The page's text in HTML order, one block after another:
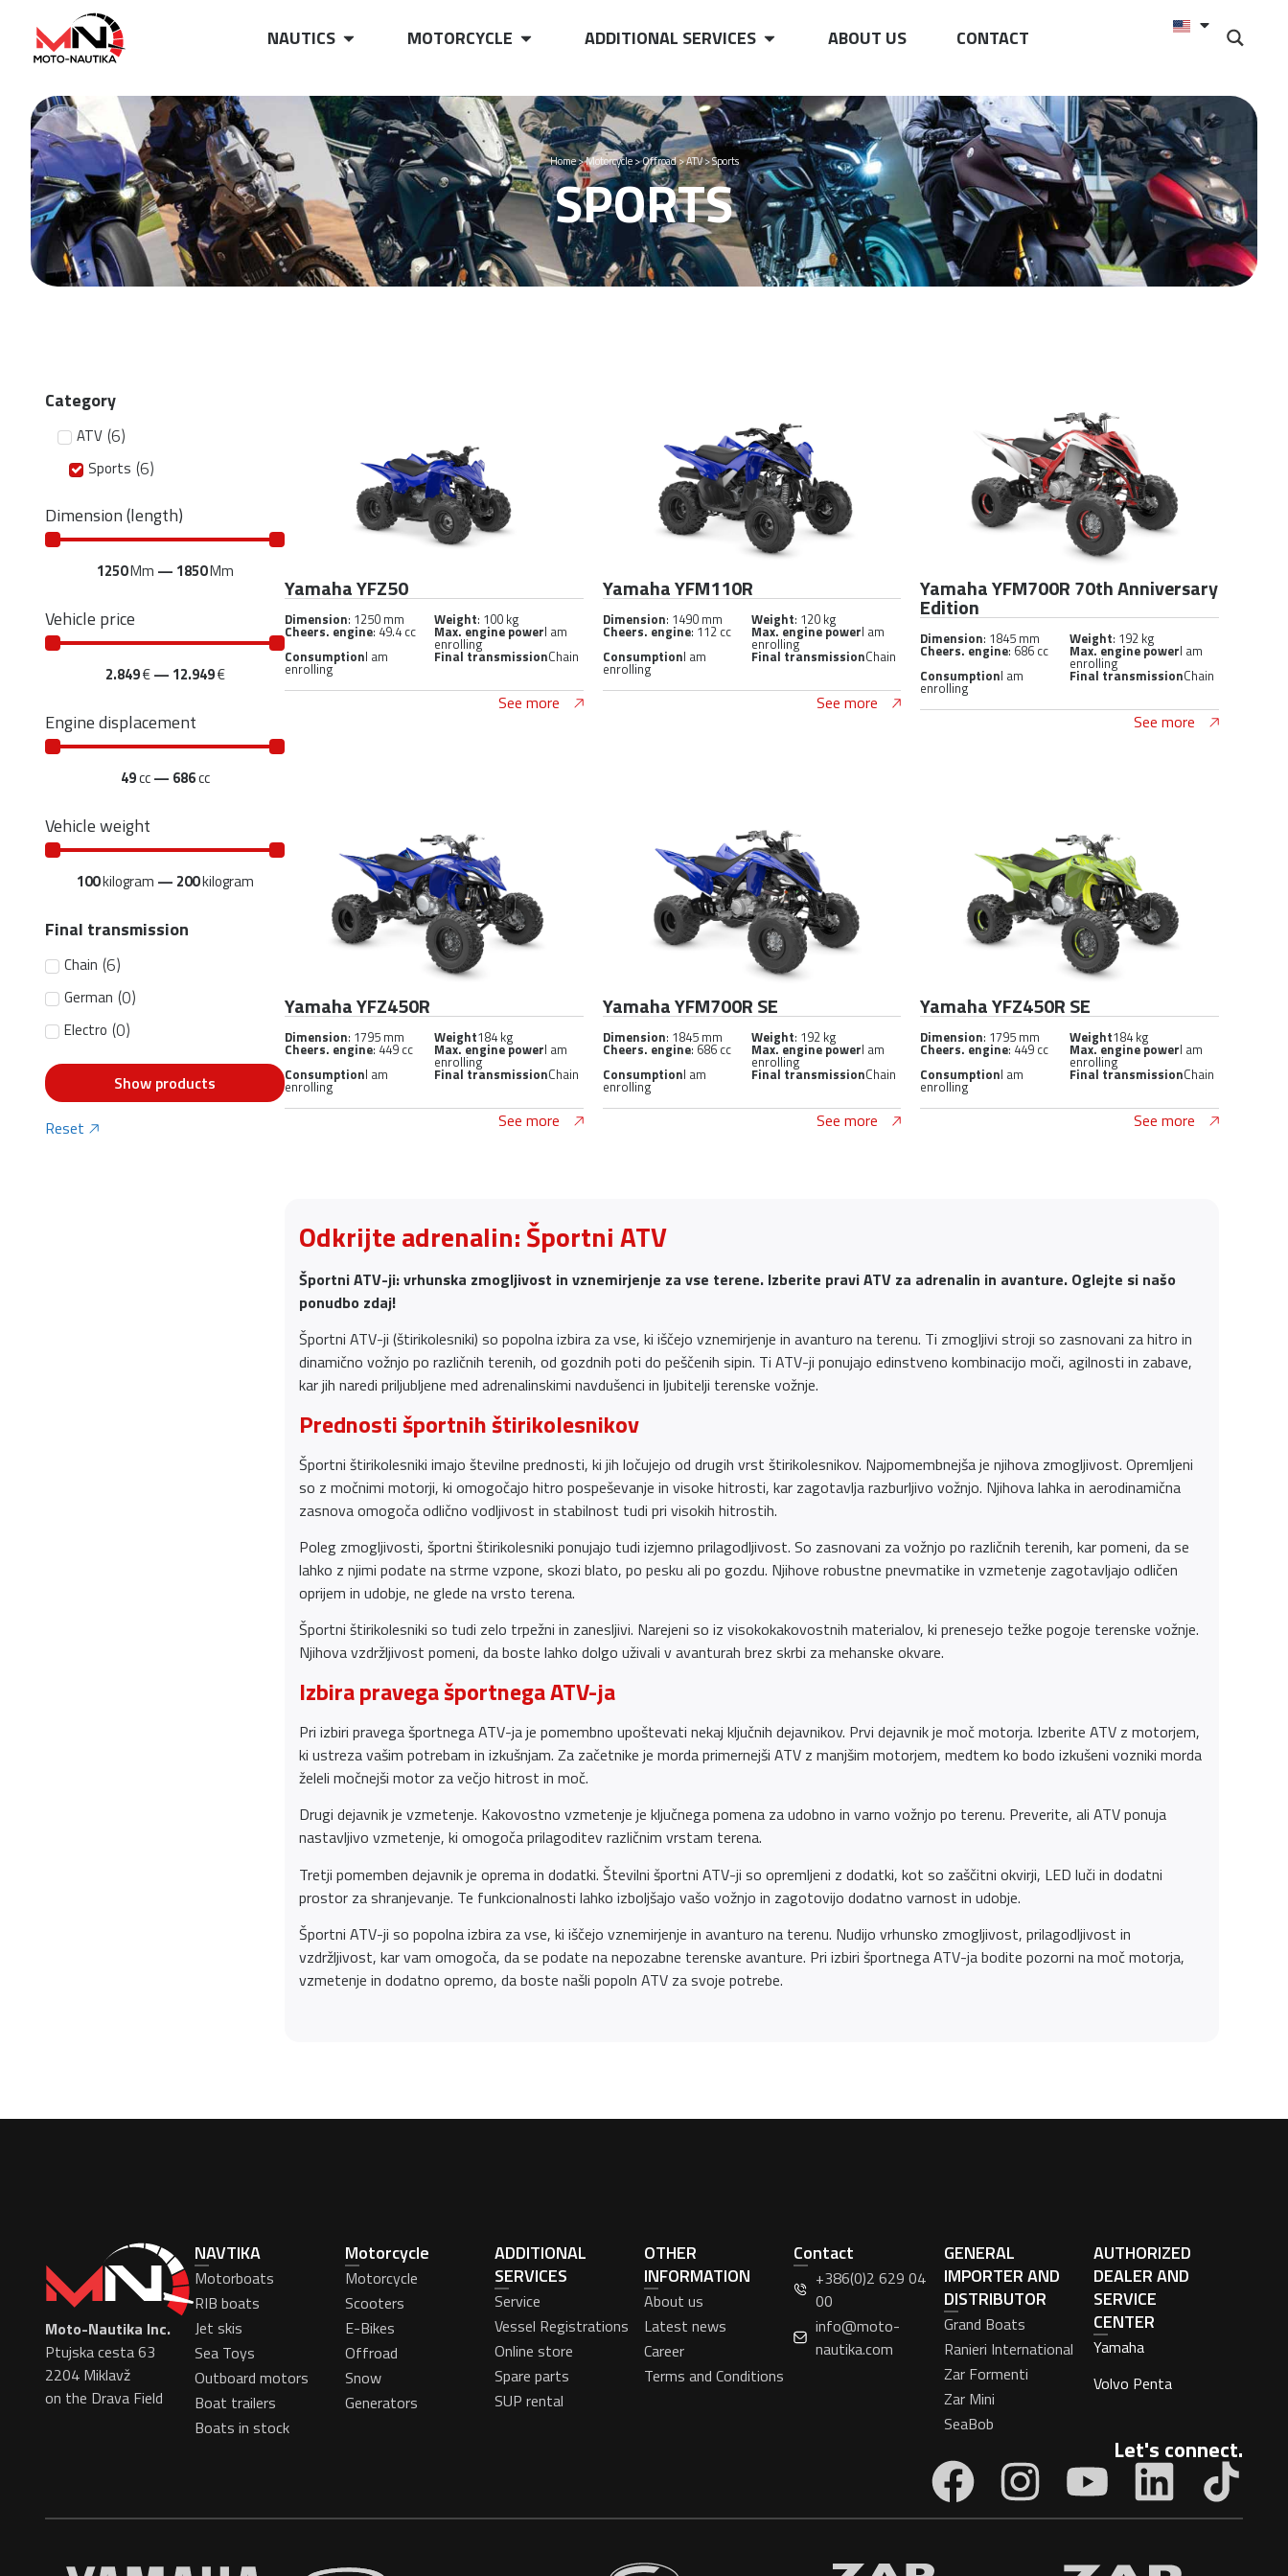
NAUTICS MOTORCYCLE ADDITIONAL SERVICES ABOUT US CONTACT
Home>Motorcycle>Offroad>ATV>Sports
SPORTS
Category
ATV (6)
Sports (6)
Dimension (length)
1250Mm — 1850Mm
Vehicle price
2.849€— 12.949€
Engine displacement
49cc— 686cc
Vehicle weight
100kilogram — 200kilogram
Final transmission
Chain (6)
German (0)
Electro (0)
Show products
Reset
Yamaha YFZ50
Dimension: 1250 mm Weight: 100 kg
Cheers. engine: 49.4 cc Max. engine powerI am
enrolling
ConsumptionI am
enrolling
Final transmissionChain
See more
Yamaha YFM110R
Dimension: 1490 mm Weight: 120 kg
Cheers. engine: 112 cc Max. engine powerI am
enrolling
ConsumptionI am
enrolling
Final transmissionChain
See more
Yamaha YFM700R 70th Anniversary
Edition
Dimension: 1845 mm Weight: 192 kg
Cheers. engine: 686 cc Max. engine powerI am
enrolling
ConsumptionI am
enrolling
Final transmissionChain
See more
Yamaha YFZ450R
Dimension: 1795 mm Weight184 kg
Cheers. engine: 449 cc Max. engine powerI am
enrolling
ConsumptionI am
enrolling
Final transmissionChain
See more
Yamaha YFM700R SE
Dimension: 1845 mm Weight: 192 kg
Cheers. engine: 686 cc Max. engine powerI am
enrolling
ConsumptionI am
enrolling
Final transmissionChain
See more
Yamaha YFZ450R SE
Dimension: 1795 mm Weight184 kg
Cheers. engine: 449 cc Max. engine powerI am
enrolling
ConsumptionI am
enrolling
Final transmissionChain
See more
Odkrijte adrenalin: Športni ATV
Športni ATV-ji: vrhunska zmogljivost in vznemirjenje za vse terene. Izberite pravi ATV za adrenalin in avanture. Oglejte si našo
ponudbo zdaj!
Športni ATV-ji (štirikolesniki) so popolna izbira za vse, ki iščejo vznemirjenje in avanturo na terenu. Ti zmogljivi stroji so zasnovani za hitro in
dinamično vožnjo po različnih terenih, od gozdnih poti do peščenih sipin. Ti ATV-ji ponujajo edinstveno kombinacijo moči, agilnosti in zabave,
kar jih naredi priljubljene med adrenalinskimi navdušenci in ljubitelji terenske vožnje.
Prednosti športnih štirikolesnikov
Športni štirikolesniki imajo številne prednosti, ki jih ločujejo od drugih vrst štirikolesnikov. Najpomembnejša je njihova zmogljivost. Opremljeni
so z močnimi motorji, ki omogočajo hitro pospeševanje in visoke hitrosti, kar zagotavlja razburljivo vožnjo. Njihova lahka in aerodinamična
zasnova omogoča odlično vodljivost in stabilnost tudi pri visokih hitrostih.
Poleg zmogljivosti, športni štirikolesniki ponujajo tudi izjemno prilagodljivost. So zasnovani za vožnjo po različnih terenih, kar pomeni, da se
lahko z njimi podate na strme vzpone, skozi blato, po pesku ali po gozdu. Njihove robustne pnevmatike in vzmetenje zagotavljajo odličen
oprijem in udobje, ne glede na vrsto terena.
Športni štirikolesniki so tudi zelo trpežni in zanesljivi. Narejeni so iz visokokakovostnih materialov, ki prenesejo težke pogoje terenske vožnje.
Njihova vzdržljivost pomeni, da boste lahko dolgo uživali v avanturah brez skrbi za mehanske okvare.
Izbira pravega športnega ATV-ja
Pri izbiri pravega športnega ATV-ja je pomembno upoštevati nekaj ključnih dejavnikov. Prvi dejavnik je moč motorja. Izberite ATV z motorjem,
ki ustreza vašim potrebam in izkušnjam. Za začetnike je morda primernejši ATV z manjšim motorjem, medtem ko bodo izkušeni vozniki morda
želeli močnejši motor za večjo hitrost in moč.
Drugi dejavnik je vzmetenje. Kakovostno vzmetenje je ključnega pomena za udobno in varno vožnjo po terenu. Preverite, ali ATV ponuja
nastavljivo vzmetenje, ki omogoča prilagoditev različnim vrstam terena.
Tretji pomemben dejavnik je oprema in dodatki. Številni športni ATV-ji so opremljeni z dodatki, kot so zaščitni okvirji, LED luči in dodatni
prostor za shranjevanje. Te funkcionalnosti lahko izboljšajo vašo vožnjo in zagotovijo dodatno varnost in udobje.
Športni ATV-ji so popolna izbira za vse, ki iščejo vznemirjenje in avanturo na terenu. Nudijo vrhunsko zmogljivost, prilagodljivost in
vzdržljivost, kar vam omogoča, da se podate na nepozabne terenske avanture. Pri izbiri športnega ATV-ja bodite pozorni na moč motorja,
vzmetenje in dodatno opremo, da boste našli popoln ATV za svoje potrebe.
Moto-Nautika Inc.
Ptujska cesta 63
2204 Miklavž
on the Drava Field
NAVTIKA
Motorboats
RIB boats
Jet skis
Sea Toys
Outboard motors
Boat trailers
Boats in stock
Motorcycle
Motorcycle
Scooters
E-Bikes
Offroad
Snow
Generators
ADDITIONAL
SERVICES
Service
Vessel Registrations
Online store
Spare parts
SUP rental
OTHER
INFORMATION
About us
Latest news
Career
Terms and Conditions
Contact
+386(0)2 629 04
00
info@moto-
nautika.com
GENERAL
IMPORTER AND
DISTRIBUTOR
Grand Boats
Ranieri International
Zar Formenti
Zar Mini
SeaBob
AUTHORIZED
DEALER AND
SERVICE
CENTER
Yamaha
Volvo Penta
Let's connect.